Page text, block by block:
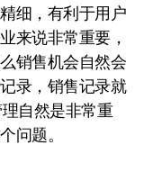
细，有利于用户
来说非常重要，
销售机会自然会
录，销售记录就
自然是非常重
问题。